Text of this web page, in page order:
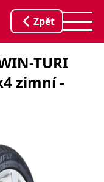
Zpět
TURI
zimní -